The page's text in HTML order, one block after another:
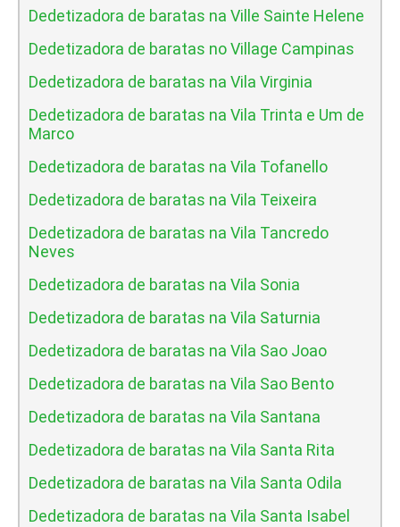
Dedetizadora de baratas na Ville Sainte Helene
Dedetizadora de baratas no Village Campinas
Dedetizadora de baratas na Vila Virginia
Dedetizadora de baratas na Vila Trinta e Um de
Marco
Dedetizadora de baratas na Vila Tofanello
Dedetizadora de baratas na Vila Teixeira
Dedetizadora de baratas na Vila Tancredo
Neves
Dedetizadora de baratas na Vila Sonia
Dedetizadora de baratas na Vila Saturnia
Dedetizadora de baratas na Vila Sao Joao
Dedetizadora de baratas na Vila Sao Bento
Dedetizadora de baratas na Vila Santana
Dedetizadora de baratas na Vila Santa Rita
Dedetizadora de baratas na Vila Santa Odila
Dedetizadora de baratas na Vila Santa Isabel